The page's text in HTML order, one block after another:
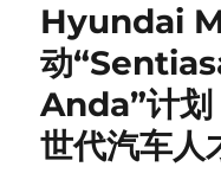
Hyundai
动
Anda”计
世代汽车人